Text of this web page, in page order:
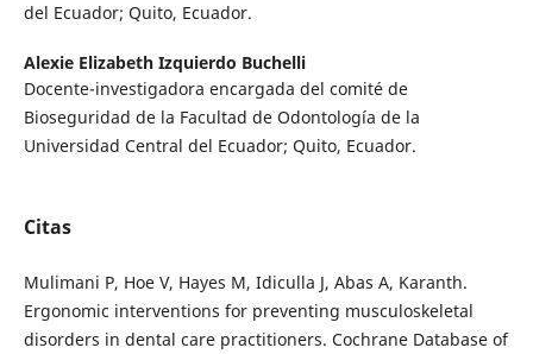
del Ecuador; Quito, Ecuador.
Alexie Elizabeth Izquierdo Buchelli
Docente-investigadora encargada del comité de
Bioseguridad de la Facultad de Odontología de la
Universidad Central del Ecuador; Quito, Ecuador.
Citas
Mulimani P, Hoe V, Hayes M, Idiculla J, Abas A, Karanth.
Ergonomic interventions for preventing musculoskeletal
disorders in dental care practitioners. Cochrane Database of